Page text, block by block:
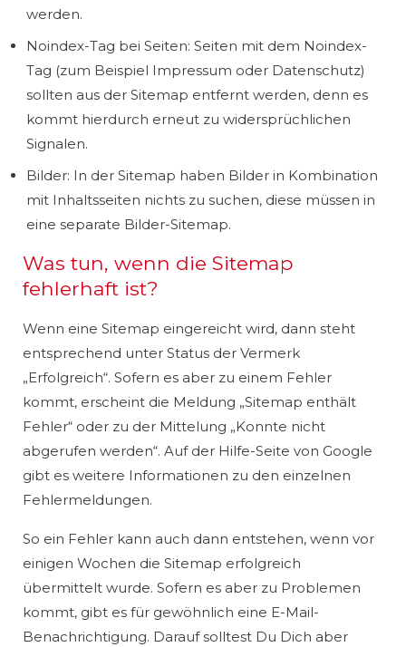
werden.
Noindex-Tag bei Seiten: Seiten mit dem Noindex-
Tag (zum Beispiel Impressum oder Datenschutz)
sollten aus der Sitemap entfernt werden, denn es
kommt hierdurch erneut zu widersprüchlichen
Signalen.
Bilder: In der Sitemap haben Bilder in Kombination
mit Inhaltsseiten nichts zu suchen, diese müssen in
eine separate Bilder-Sitemap.
Was tun, wenn die Sitemap
fehlerhaft ist?
Wenn eine Sitemap eingereicht wird, dann steht
entsprechend unter Status der Vermerk
„Erfolgreich“. Sofern es aber zu einem Fehler
kommt, erscheint die Meldung „Sitemap enthält
Fehler“ oder zu der Mittelung „Konnte nicht
abgerufen werden“. Auf der Hilfe-Seite von Google
gibt es weitere Informationen zu den einzelnen
Fehlermeldungen.
So ein Fehler kann auch dann entstehen, wenn vor
einigen Wochen die Sitemap erfolgreich
übermittelt wurde. Sofern es aber zu Problemen
kommt, gibt es für gewöhnlich eine E-Mail-
Benachrichtigung. Darauf solltest Du Dich aber